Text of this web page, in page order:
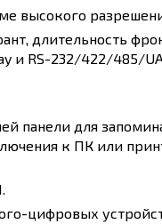
высокого
длительность
и RS-232/422/485/
панели для
к ПК или
цифровых